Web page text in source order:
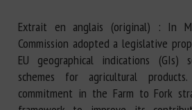
Extrait en anglais (original) : In
Commission adopted a legislative
EU geographical indications (GIs)
schemes for agricultural
commitment in the Farm to Fork